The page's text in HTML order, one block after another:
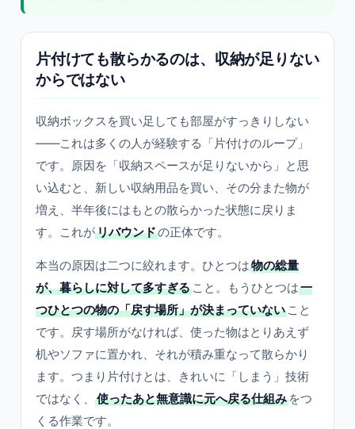
片付けても散らかるのは、収納が足りない
からではない
収納ボックスを買い足しても部屋がすっきりしない
——これは多くの人が経験する「片付けのループ」
です。原因を「収納スペースが足りないから」と思
い込むと、新しい収納用品を買い、その分また物が
増え、半年後にはもとの散らかった状態に戻りま
す。これがリバウンドの正体です。
本当の原因は二つに絞れます。ひとつは物の総量
が、暮らしに対して多すぎる こと。もうひとつは一
つひとつの物の「戻す場所」が決まっていない こと
です。戻す場所がなければ、使った物はとりあえず
机やソファに置かれ、それが積み重なって散らかり
ます。つまり片付けとは、きれいに「しまう」技術
ではなく、
使ったあと無意識に元へ戻る仕組み をつ
くる作業です。